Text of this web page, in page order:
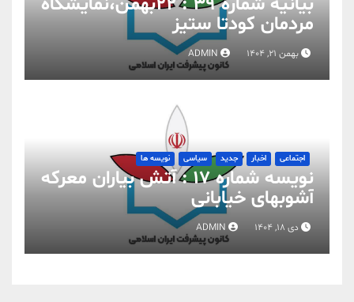
بیانیه شماره 39 : ۲۲بهمن،نمایشگاه
مردمان کودتا ستیز
بهمن 21, 1404
اجتماعی اخبار جدید سیاسی نویسه ها
نویسه شماره 17 : آتش بیاران معرکه
آشوبهای خیابانی
دی 18, 1404